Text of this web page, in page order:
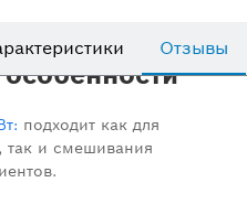
Отзывы
подходит как для
так и смешивания